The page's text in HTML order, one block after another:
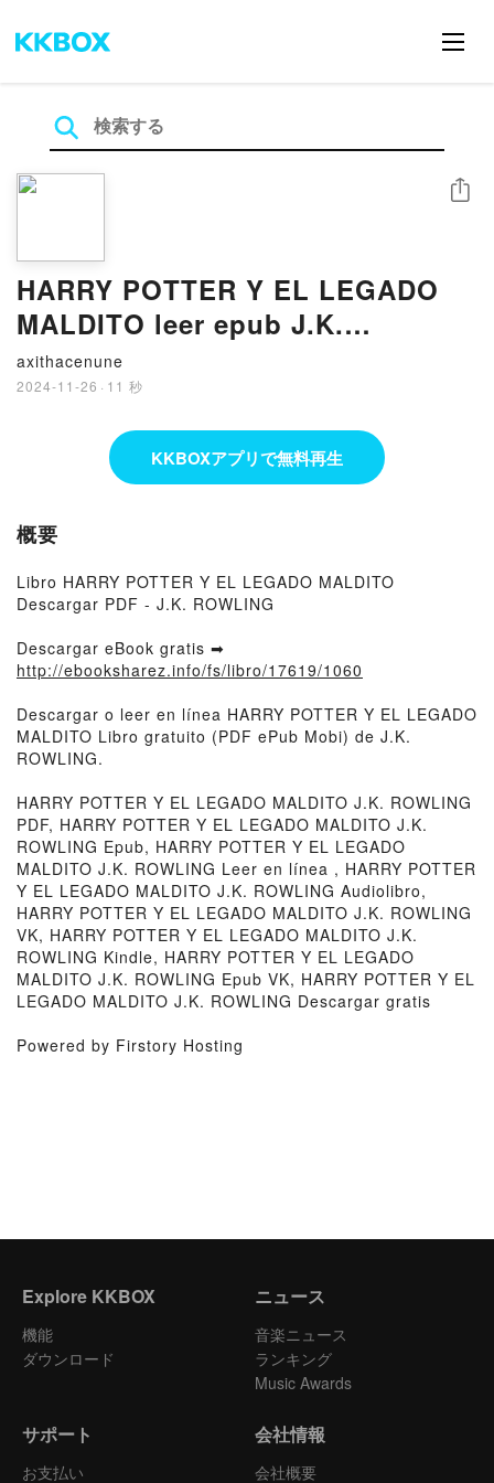
HARRY POTTER Y EL LEGADO
MALDITO leer epub J.K.
ROWLING
axithacenune
2024-11-26 · 11 秒
シェア
KKBOXアプリで無料再生
概要
Libro HARRY POTTER Y EL LEGADO MALDITO
Descargar PDF - J.K. ROWLING
Descargar eBook gratis ➡
http://ebooksharez.info/fs/libro/17619/1060
Descargar o leer en línea HARRY POTTER Y EL LEGADO
MALDITO Libro gratuito (PDF ePub Mobi) de J.K.
ROWLING.
HARRY POTTER Y EL LEGADO MALDITO J.K. ROWLING
PDF, HARRY POTTER Y EL LEGADO MALDITO J.K.
ROWLING Epub, HARRY POTTER Y EL LEGADO
MALDITO J.K. ROWLING Leer en línea , HARRY POTTER
Y EL LEGADO MALDITO J.K. ROWLING Audiolibro,
HARRY POTTER Y EL LEGADO MALDITO J.K. ROWLING
VK, HARRY POTTER Y EL LEGADO MALDITO J.K.
ROWLING Kindle, HARRY POTTER Y EL LEGADO
MALDITO J.K. ROWLING Epub VK, HARRY POTTER Y EL
LEGADO MALDITO J.K. ROWLING Descargar gratis
Powered by Firstory Hosting
Explore KKBOX
機能
ダウンロード
ニュース
音楽ニュース
ランキング
Music Awards
サポート
お支払い
会社情報
会社概要